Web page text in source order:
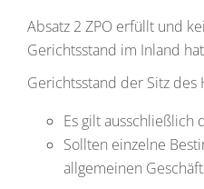
Absatz 2 ZPO erfüllt und
Gerichtsstand im Inland
Gerichtsstand der Sitz des
Es gilt ausschließlich
Sollten einzelne
allgemeinen